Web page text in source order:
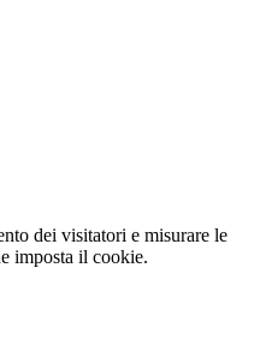
dei visitatori e misurare le
imposta il cookie.